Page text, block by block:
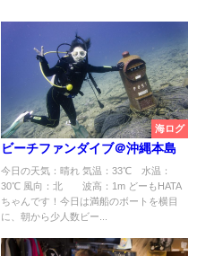
海ログ
ビーチファンダイブ＠沖縄本島
今日の天気：晴れ 気温：33℃ 水温：
30℃ 風向：北 波高：1m どーもHATA
ちゃんです！今日は満船のボートを横目
に、朝から少人数ビー...